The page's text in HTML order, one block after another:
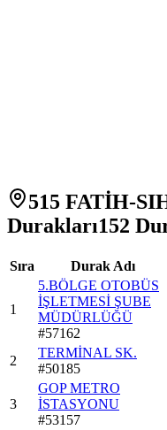
515 FATİH-
Durakları152
Sıra Durak Adı
1
5.BÖLGE OTOBÜS
İŞLETMESİ ŞUBE
MÜDÜRLÜĞÜ
#57162
2
TERMİNAL SK.
#50185
3
GOP METRO
İSTASYONU
#53157